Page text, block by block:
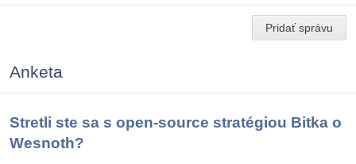
Pridať správu
Anketa
Stretli ste sa s open-source stratégiou Bitka o
Wesnoth?